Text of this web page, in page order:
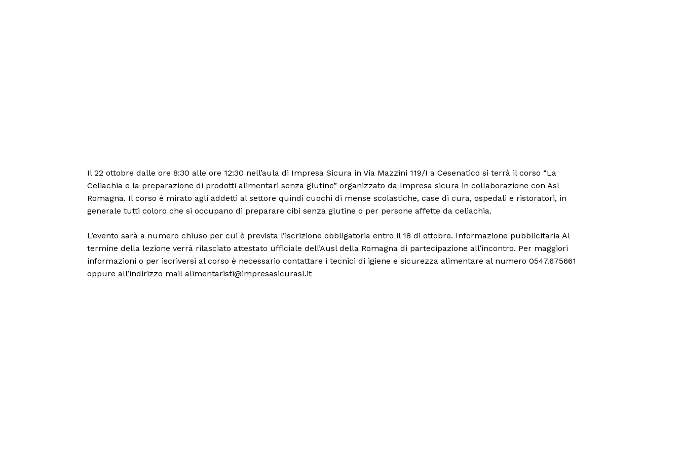
Il 22 ottobre dalle ore 8:30 alle ore 12:30 nell’aula di Impresa Sicura in Via Mazzini 119/I a Cesenatico si terrà il corso “La
Celiachia e la preparazione di prodotti alimentari senza glutine” organizzato da Impresa sicura in collaborazione con Asl
Romagna. Il corso è mirato agli addetti al settore quindi cuochi di mense scolastiche, case di cura, ospedali e ristoratori, in
generale tutti coloro che si occupano di preparare cibi senza glutine o per persone affette da celiachia.
L’evento sarà a numero chiuso per cui è prevista l’iscrizione obbligatoria entro il 18 di ottobre. Informazione pubblicitaria Al
termine della lezione verrà rilasciato attestato ufficiale dell’Ausl della Romagna di partecipazione all’incontro. Per maggiori
informazioni o per iscriversi al corso è necessario contattare i tecnici di igiene e sicurezza alimentare al numero 0547.675661
oppure all’indirizzo mail alimentaristi@impresasicurasl.it